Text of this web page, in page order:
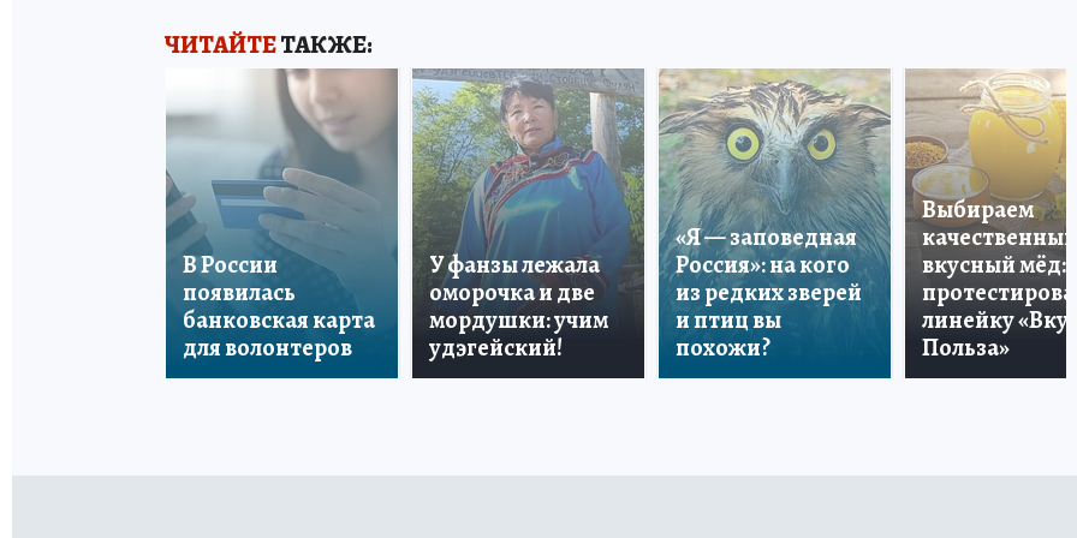
ЧИТАЙТЕТАКЖЕ:
В России
появилась
банковская карта
для волонтеров
У фанзы лежала
оморочка и две
мордушки: учим
удэгейский!
«Я — заповедная
Россия»: на кого
из редких зверей
и птиц вы
похожи?
Выбираем
качественный
вкусный мёд:
линейку «Вкус
Польза»